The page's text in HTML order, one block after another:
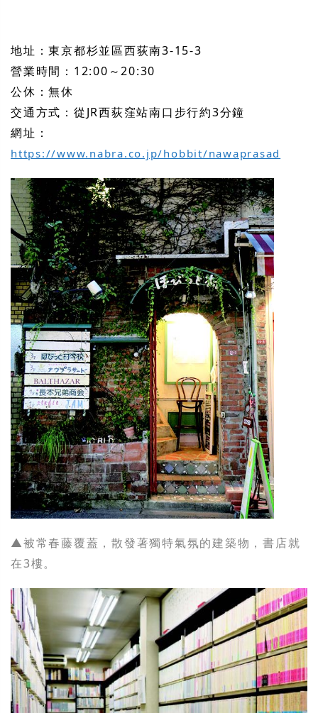
地址：東京都杉並區西荻南3-15-3
營業時間：12:00～20:30
公休：無休
交通方式：從JR西荻窪站南口步行約3分鐘
網址：
https://www.nabra.co.jp/hobbit/nawaprasad
▲被常春藤覆蓋，散發著獨特氣氛的建築物，書店就
在3樓。